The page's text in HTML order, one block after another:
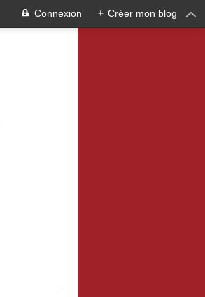
Connexion + Créer mon blog